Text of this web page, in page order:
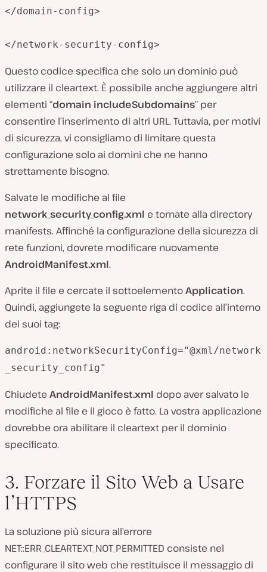
</domain-config>
</network-security-config>
Questo codice specifica che solo un dominio può
utilizzare il cleartext. È possibile anche aggiungere altri
elementi “domain includeSubdomains” per
consentire l’inserimento di altri URL. Tuttavia, per motivi
di sicurezza, vi consigliamo di limitare questa
configurazione solo ai domini che ne hanno
strettamente bisogno.
Salvate le modifiche al file
network_security_config.xml e tornate alla directory
manifests. Affinché la configurazione della sicurezza di
rete funzioni, dovrete modificare nuovamente
AndroidManifest.xml.
Aprite il file e cercate il sottoelementoApplication.
Quindi, aggiungete la seguente riga di codice all’interno
dei suoi tag:
android:networkSecurityConfig="@xml/network
_security_config"
Chiudete AndroidManifest.xml dopo aver salvato le
modifiche al file e il gioco è fatto. La vostra applicazione
dovrebbe ora abilitare il cleartext per il dominio
specificato.
3. Forzare il Sito Web a Usare
l’HTTPS
La soluzione più sicura all’errore
NET::ERR_CLEARTEXT_NOT_PERMITTED consiste nel
configurare il sito web che restituisce il messaggio di